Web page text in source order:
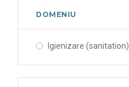
DOMENIU
Igienizare (sanitation)